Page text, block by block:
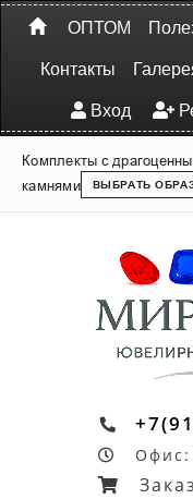
ОПТОМ
Контакты
Вход
Комплекты с
камнями
ВЫБРАТЬ
Офис: